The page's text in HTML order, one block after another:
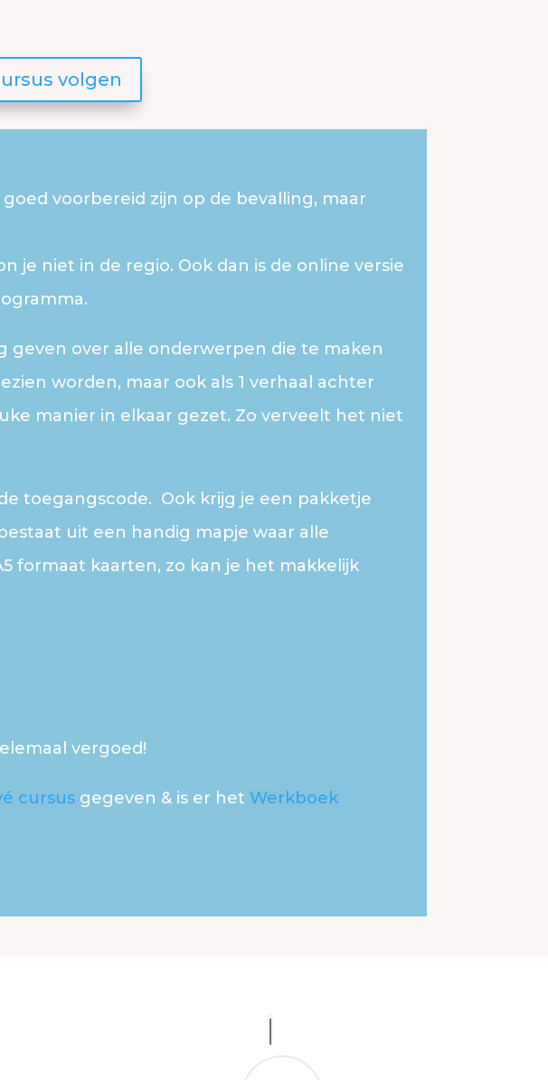
volgen
voorbereid zijn op de bevalling, maar
je niet in de regio. Ook dan is de online versie
geven over alle onderwerpen die te maken
worden, maar ook als 1 verhaal achter
manier in elkaar gezet. Zo verveelt het niet
toegangscode. Ook krijg je een pakketje
uit een handig mapje waar alle
formaat kaarten, zo kan je het makkelijk
vergoed!
cursus gegeven & is er hetWerkboek